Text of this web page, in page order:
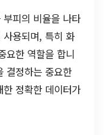
피의 비율을 나타
용되며, 특히 화
요한 역할을 합니
결정하는 중요한
정확한 데이터가